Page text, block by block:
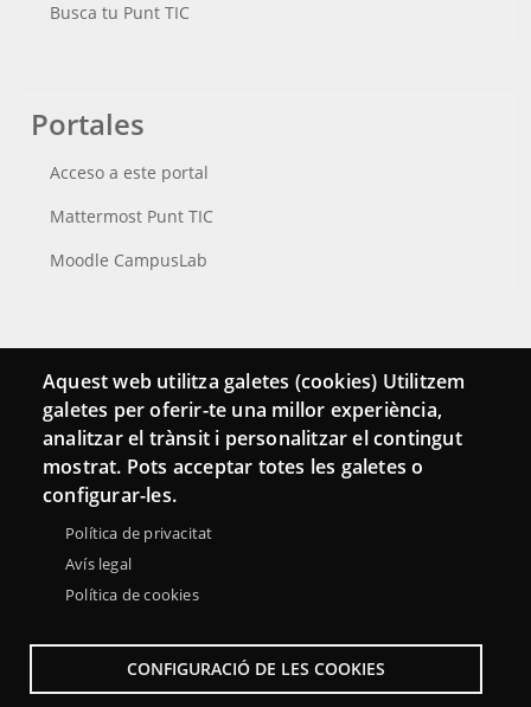
Busca tu Punt TIC
Portales
Acceso a este portal
Mattermost Punt TIC
Moodle CampusLab
Conecta
Contacto
Hemeroteca
Aquest web utilitza galetes (cookies) Utilitzem
galetes per oferir-te una millor experiència,
analitzar el trànsit i personalitzar el contingut
mostrat. Pots acceptar totes les galetes o
configurar-les.
Política de privacitat
Avís legal
Política de cookies
CONFIGURACIÓ DE LES COOKIES